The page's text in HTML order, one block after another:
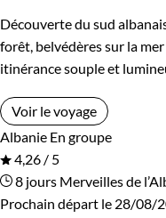
Découverte du sud
forêt, belvédères sur la
itinérance souple et
Voir le voyage
Albanie En groupe
4,26 / 5
8 jours Merveilles de
Prochain départ le 28/08/